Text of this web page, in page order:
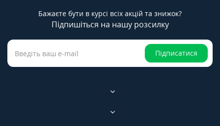
Бажаєте бути в курсі всіх акцій та знижок?
Підпишіться на нашу розсилку
Підписатися